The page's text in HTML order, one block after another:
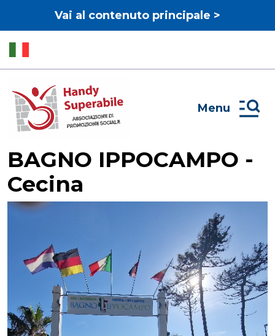
Vai al contenuto principale >
Menu
BAGNO IPPOCAMPO -
Cecina